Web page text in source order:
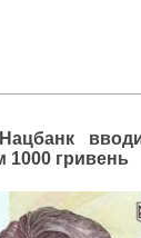
Нацбанк
1000 гривень